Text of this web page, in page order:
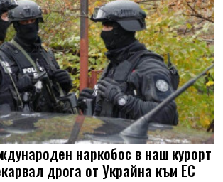
наркобос в наш курорт
дрога от Украйна към ЕС